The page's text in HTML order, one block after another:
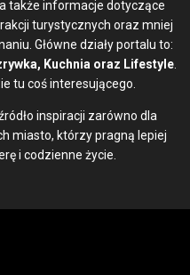
także informacje dotyczące
turystycznych oraz mniej
Główne działy portalu to:
Kuchnia oraz Lifestyle.
tu coś interesującego.
inspiracji zarówno dla
miasto, którzy pragną lepiej
i codzienne życie.